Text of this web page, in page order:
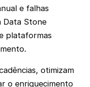
e falhas
Data Stone
plataformas
otimizam
o enriquecimento